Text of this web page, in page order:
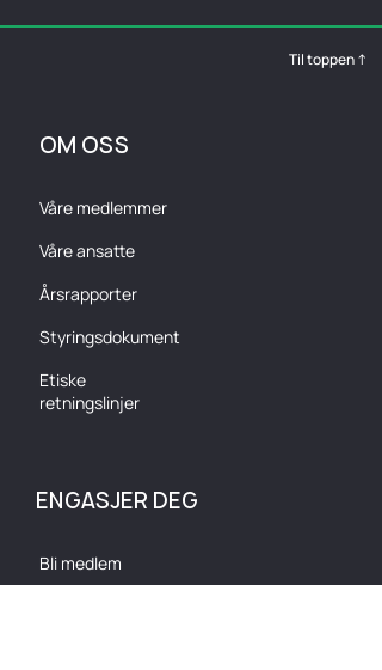
Til toppen ↑
OM OSS
Våre medlemmer
Våre ansatte
Årsrapporter
Styringsdokument
Etiske
retningslinjer
ENGASJER DEG
Bli medlem